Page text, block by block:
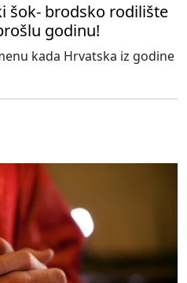
šok- brodsko rodilište
godinu!
kada Hrvatska iz godine